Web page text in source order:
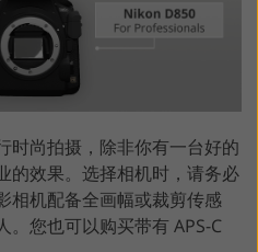
时尚拍摄，除非你有一台好的
的效果。选择相机时，请务必
相机配备全画幅或裁剪传感
。您也可以购买带有 APS-C